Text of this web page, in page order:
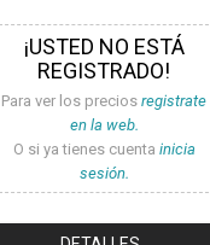
¡USTED NO ESTÁ
REGISTRADO!
Para ver los preciosregistrate
en la web.
O si ya tienes cuenta inicia
sesión.